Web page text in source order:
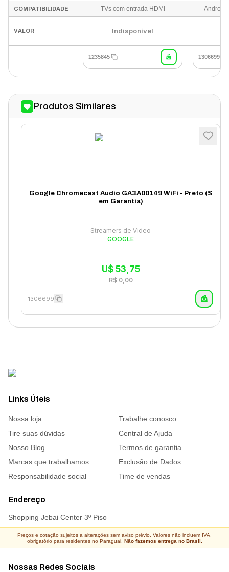
COMPATIBILIDADE TVs com entrada HDMI Android,
VALOR Indisponível
1235845 1306699
Produtos Similares
Google Chromecast Audio GA3A00149 WiFi - Preto (S
em Garantia)
Streamers de Video
GOOGLE
U$ 53,75
R$ 0,00
1306699
Links Úteis
Nossa loja
Trabalhe conosco
Tire suas dúvidas
Central de Ajuda
Nosso Blog
Termos de garantia
Marcas que trabalhamos
Exclusão de Dados
Responsabilidade social
Time de vendas
Endereço
Shopping Jebai Center 3º Piso
Nossas Redes Sociais
Preços e cotação sujeitos a alterações sem aviso prévio. Valores não incluem IVA,
obrigatório para residentes no Paraguai. Não fazemos entrega no Brasil.